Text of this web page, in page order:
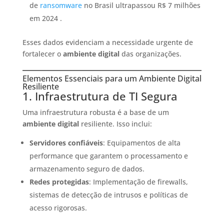
de ransomware no Brasil ultrapassou R$ 7 milhões
em 2024 .
Esses dados evidenciam a necessidade urgente de
fortalecer o ambiente digitaldas organizações.​
Elementos Essenciais para um Ambiente Digital
Resiliente
1. Infraestrutura de TI Segura
Uma infraestrutura robusta é a base de um
ambiente digitalresiliente. Isso inclui:​
Servidores confiáveis: Equipamentos de alta
performance que garantem o processamento e
armazenamento seguro de dados.​
Redes protegidas: Implementação de firewalls,
sistemas de detecção de intrusos e políticas de
acesso rigorosas.​